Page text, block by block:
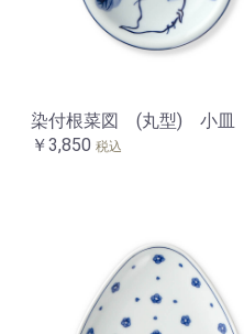
染付根菜図 (丸型) 小皿
￥3,850 税込